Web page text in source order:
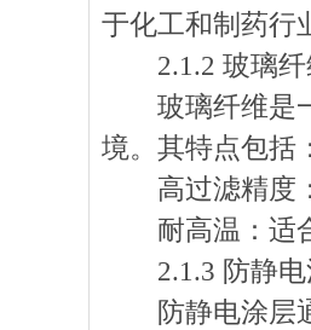
于化工和制药行
2.1.2 玻璃纤
玻璃纤维是一
境。其特点包括
高过滤精度：
耐高温：适合
2.1.3 防静电
防静电涂层通